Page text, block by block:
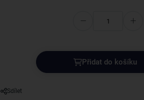
Přidat do košíku
Sdílet